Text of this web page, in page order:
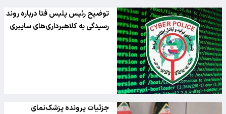
توضیح رئیس پلیس فتا درباره روند
رسیدگی به کلاهبرداری‌های سایبری
جزئیات پرونده پزشک‌نمای